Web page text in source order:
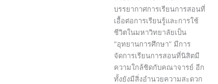
บรรยากาศการเรียนการสอนที่
เอื้อต่อการเรียนรู้และการใช้
ชีวิตในมหาวิทยาลัยเป็น
“อุทยานการศึกษา” มีการ
จัดการเรียนการสอนที่นิสิตมี
ความใกล้ชิดกับคณาจารย์ อีก
ทั้งยังมีสิ่งอำนวยความสะดวก